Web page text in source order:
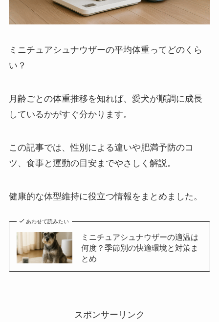
ミニチュアシュナウザーの平均体重ってどのくら
い？
月齢ごとの体重推移を知れば、愛犬が順調に成長
しているかがすぐ分かります。
この記事では、性別による違いや肥満予防のコ
ツ、食事と運動の目安までやさしく解説。
健康的な体型維持に役立つ情報をまとめました。
あわせて読みたい
ミニチュアシュナウザーの適温は
何度？季節別の快適環境と対策ま
とめ
スポンサーリンク